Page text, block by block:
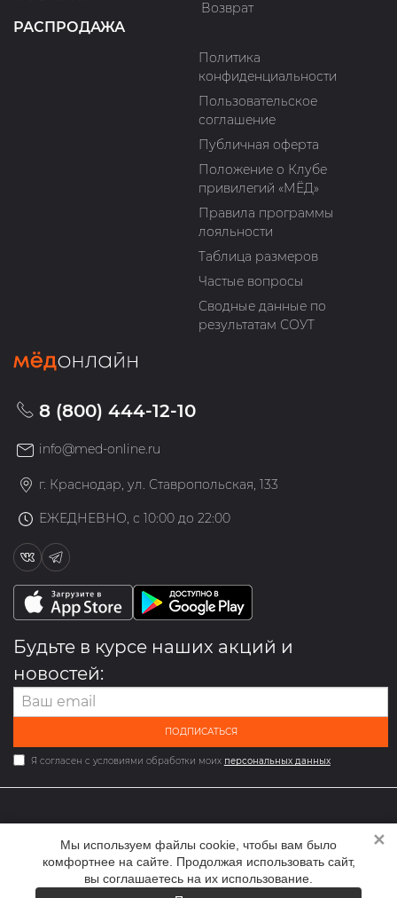
Мы используем файлы cookie, чтобы вам было
комфортнее на сайте. Продолжая использовать сайт,
вы соглашаетесь на их использование.
✕
РАСПРОДАЖА
Возврат
Политика
конфиденциальности
Пользовательское
соглашение
Публичная оферта
Положение о Клубе
привилегий «МЁД»
Правила программы
лояльности
Таблица размеров
Частые вопросы
Сводные данные по
результатам СОУТ
8 (800) 444-12-10
info@med-online.ru
г. Краснодар, ул. Ставропольская, 133
ЕЖЕДНЕВНО, с 10:00 до 22:00
Будьте в курсе наших акций и
новостей:
ПОДПИСАТЬСЯ
Я согласен с условиями обработки моих персональных данных
2026 © Мультибрендовый магазин одежды и обуви med-
online.ru